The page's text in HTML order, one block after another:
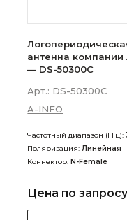
антенна компании
— DS-50300C
Арт.: DS-50300C
A-INFO
Частотный диапазон (ГГц):
Поляризация:Линейная
Коннектор:N-Female
Цена по